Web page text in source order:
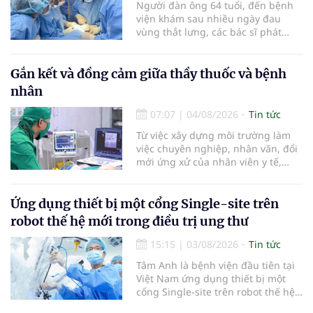
quốc tế Hồng Bàng.
Người đàn ông 64 tuổi, đến bệnh
viện khám sau nhiều ngày đau
vùng thắt lưng, các bác sĩ phát
biểu mô tế bào thận. Với khối u còn
ở giai đoạn sớm, người bệnh được
bằng phẫu thuật robot thay vì phải
cắt bỏ toàn bộ quả thận như trước
đây.
Gắn kết và đồng cảm giữa thầy thuốc và bệnh
nhân
07:07 | 04/08/2026
Tin tức
Từ việc xây dựng môi trường làm
việc chuyên nghiệp, nhân văn, đổi
mới ứng xử của nhân viên y tế,
đồng cảm, gắn kết cao giữa thầy
thuốc với bệnh nhân.
Ứng dụng thiết bị một cổng Single-site trên
robot thế hệ mới trong điều trị ung thư
15:15 | 03/08/2026
Tin tức
Tâm Anh là bệnh viện đầu tiên tại
Việt Nam ứng dụng thiết bị một
cổng Single-site trên robot thế hệ